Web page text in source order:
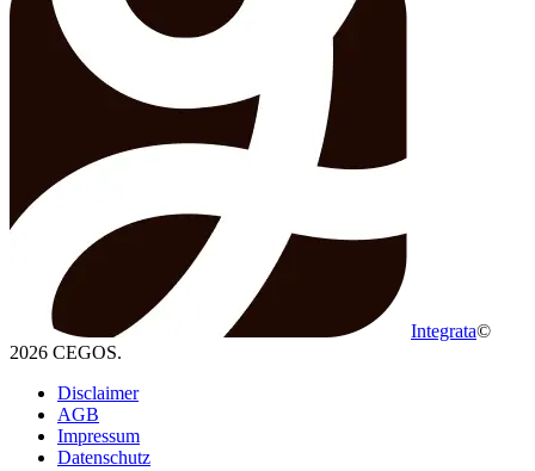
Integrata©
2026 CEGOS.
Disclaimer
AGB
Impressum
Datenschutz